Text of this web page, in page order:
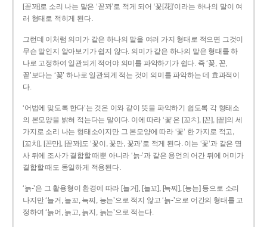
[꼳꽈]로 소리 나는 말은 ‘꼳꽈’로 적게 되어 ‘꽃[花]’이라는 하나의 말이 여
러 형태로 적히게 된다.
그런데 이처럼 의미가 같은 하나의 말을 여러 가지 형태로 적으면 그것이
무슨 말인지 알아보기가 쉽지 않다. 의미가 같은 하나의 말은 형태를 하
나로 고정하여 일관되게 적어야 의미를 파악하기가 쉽다. 즉 ‘꽃, 꼰,
꼳’보다는 ‘꽃’ 하나로 일관되게 적는 것이 의미를 파악하는 데 효과적이
다.
‘어법에 맞도록 한다’는 것은 이와 같이 뜻을 파악하기 쉽도록 각 형태소
의 본모양을 밝혀 적는다는 말이다. 이에 따라 ‘꽃’은 [꼬ㅊ], [꼰], [꼳]의 세
가지로 소리 나는 형태소이지만 그 본모양에 따라 ‘꽃’ 한 가지로 적고,
[꼬치], [꼰만], [꼳꽈]도 ‘꽃이, 꽃만, 꽃과’로 적게 된다. 이는 ‘꽃’과 같은 명
사 뒤에 조사가 결합할 때뿐 아니라 ‘늙-’과 같은 용언의 어간 뒤에 어미가
결합할 때도 동일하게 적용된다.
‘늙-’은 그 활용형이 환경에 따라 [늘거], [늘꼬], [늑찌], [능는] 등으로 소리
나지만 ‘늘거, 늘꼬, 늑찌, 능는’으로 적지 않고 ‘늙-’으로 어간의 형태를 고
정하여 ‘늙어, 늙고, 늙지, 늙는’으로 적는다.